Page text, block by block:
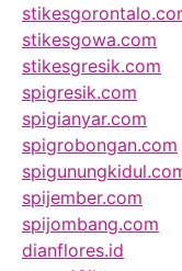
stikesgowa.com
stikesgresik.com
spigresik.com
spigianyar.com
spigrobongan.com
spijember.com
spijombang.com
dianflores.id